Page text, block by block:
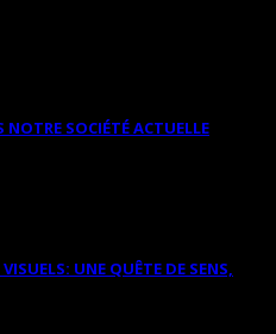
NOTRE SOCIÉTÉ ACTUELLE
UNE QUÊTE DE SENS,